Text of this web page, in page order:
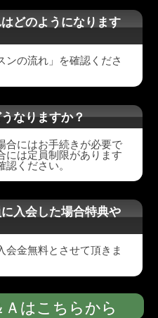
どのようになります
ンの流れ」を確認くださ
なりますか？
合にはお手続きが必要で
には定員制限があります
認ください。
入会した場合特典や
会金無料とさせて頂きま
Ａはこちらから